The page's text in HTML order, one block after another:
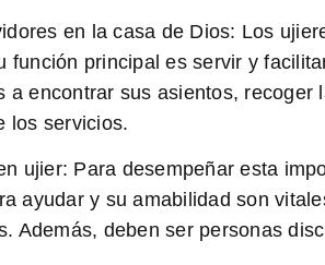
en la casa de Dios: Los
función principal es servir y
encontrar sus asientos,
los servicios.
ujier: Para desempeñar esta
ayudar y su amabilidad son
Además, deben ser personas